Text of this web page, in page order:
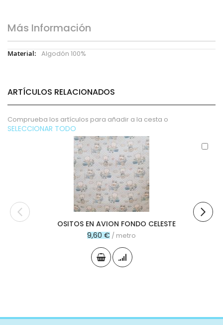
Más Información
Más
Algodón 100%
ARTÍCULOS RELACIONADOS
Comprueba los artículos para añadir a la cesta o
SELECCIONAR TODO
OSITOS EN AVION FONDO CELESTE
9,60 € / metro